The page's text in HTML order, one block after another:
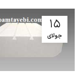
15
جولای